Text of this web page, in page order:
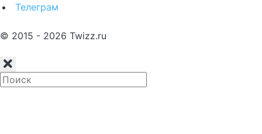
Телеграм
© 2015 - 2026 Twizz.ru